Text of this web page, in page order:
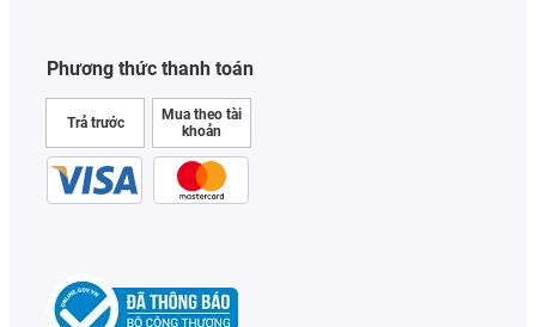
Phương thức thanh toán
Trả trước
Mua theo tài
khoản